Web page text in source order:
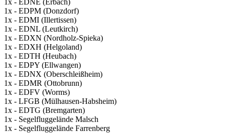
1x - EDPM (Donzdorf)
1x - EDMI (Illertissen)
1x - EDNL (Leutkirch)
1x - EDXN (Nordholz-Spieka)
1x - EDXH (Helgoland)
1x - EDTH (Heubach)
1x - EDPY (Ellwangen)
1x - EDNX (Oberschleißheim)
1x - EDMR (Ottobrunn)
1x - EDFV (Worms)
1x - LFGB (Mülhausen-Habsheim)
1x - EDTG (Bremgarten)
1x - Segelfluggelände Malsch
1x - Segelfluggelände Farrenberg